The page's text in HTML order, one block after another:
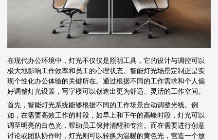
在现代办公环境中，灯光不仅仅是照明工具，它的设计与调控可以
极大地影响工作效率和员工的心理状态。智能灯光场景定制正是实
现个性化办公体验的关键所在。通过根据不同的工作需求和个人偏
好调整灯光设置，写字楼可以创造出更为舒适、灵活的工作空间。
首先，智能灯光系统能够根据不同的工作场景自动调整光线。例
如，在需要高效工作的时段，如早上和下午的高峰时段，灯光可以
调至明亮的白色光，帮助员工保持清醒和专注。而在需要进行创意
讨论或团队协作时，灯光则可以转换为温暖的黄色光，营造一个放